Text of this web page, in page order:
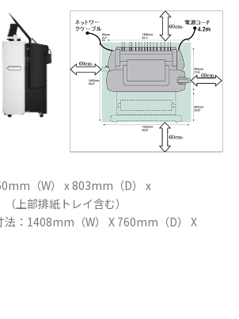
（W） x 803mm（D） x
上部排紙トレイ含む）
法：1408mm（W） X 760mm（D） X